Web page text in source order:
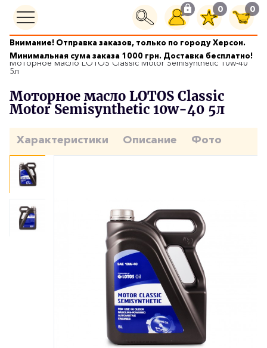
0 0
Внимание! Отправка заказов, только по городу Херсон.
Минимальная сума заказа 1000 грн. Доставка бесплатно!
Моторные масла
Моторное масло LOTOS Classic Motor Semisynthetic 10w-40
5л
Моторное масло LOTOS Classic
Motor Semisynthetic 10w-40 5л
Характеристики Описание Фото